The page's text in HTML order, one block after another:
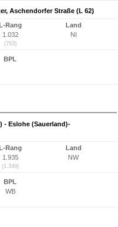
Aschendorfer Straße (L 62)
L-Rang
1.032
(763)
Land
NI
BPL
- Eslohe (Sauerland)-
L-Rang
1.935
(1.349)
Land
NW
BPL
WB